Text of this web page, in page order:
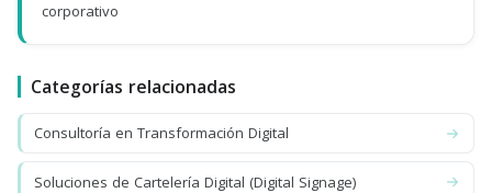
corporativo
Categorías relacionadas
Consultoría en Transformación Digital
Soluciones de Cartelería Digital (Digital Signage)